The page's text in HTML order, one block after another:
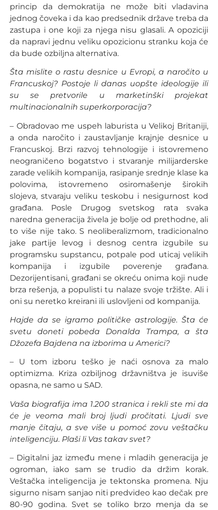
princip da demokratija ne može biti vladavina
jednog čoveka i da kao predsednik države treba da
zastupa i one koji za njega nisu glasali. A opoziciji
da napravi jednu veliku opozicionu stranku koja će
da bude ozbiljna alternativa.
Šta mislite o rastu desnice u Evropi, a naročito u
Francuskoj? Postoje li danas uopšte ideologije ili
su se pretvorile u marketinški projekat
multinacionalnih superkorporacija?
– Obradovao me uspeh laburista u Velikoj Britaniji,
a onda naročito i zaustavljanje krajnje desnice u
Francuskoj. Brzi razvoj tehnologije i istovremeno
neograničeno bogatstvo i stvaranje milijarderske
zarade velikih kompanija, rasipanje srednje klase ka
polovima, istovremeno osiromašenje širokih
slojeva, stvaraju veliku teskobu i nesigurnost kod
građana. Posle Drugog svetskog rata svaka
naredna generacija živela je bolje od prethodne, ali
to više nije tako. S neoliberalizmom, tradicionalno
jake partije levog i desnog centra izgubile su
programsku supstancu, potpale pod uticaj velikih
kompanija i izgubile poverenje građana.
Dezorijentisani, građani se okreću onima koji nude
brza rešenja, a populisti tu nalaze svoje tržište. Ali i
oni su neretko kreirani ili uslovljeni od kompanija.
Hajde da se igramo političke astrologije. Šta će
svetu doneti pobeda Donalda Trampa, a šta
Džozefa Bajdena na izborima u Americi?
– U tom izboru teško je naći osnova za malo
optimizma. Kriza ozbiljnog državništva je isuviše
opasna, ne samo u SAD.
Vaša biografija ima 1.200 stranica i rekli ste mi da
će je veoma mali broj ljudi pročitati. Ljudi sve
manje čitaju, a sve više u pomoć zovu veštačku
inteligenciju. Plaši li Vas takav svet?
– Digitalni jaz između mene i mladih generacija je
ogroman, iako sam se trudio da držim korak.
Veštačka inteligencija je tektonska promena. Nju
sigurno nisam sanjao niti predvideo kao dečak pre
80-90 godina. Svet se toliko brzo menja da se